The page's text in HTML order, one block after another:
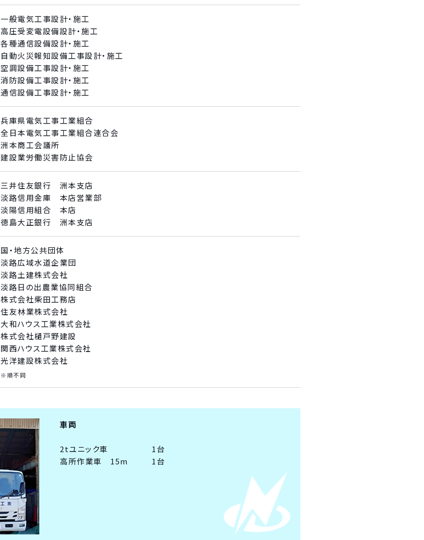
一般電気工事設計・施工
高圧受変電設備設計・施工
各種通信設備設計・施工
自動火災報知設備工事設計・施工
空調設備工事設計・施工
消防設備工事設計・施工
通信設備工事設計・施工
兵庫県電気工事工業組合
全日本電気工事工業組合連合会
洲本商工会議所
建設業労働災害防止協会
三井住友銀行 洲本支店
淡路信用金庫 本店営業部
淡陽信用組合 本店
徳島大正銀行 洲本支店
国・地方公共団体
淡路広域水道企業団
淡路土建株式会社
淡路日の出農業協同組合
株式会社柴田工務店
住友林業株式会社
大和ハウス工業株式会社
株式会社樋戸野建設
関西ハウス工業株式会社
光洋建設株式会社
※順不同
車両
2tユニック車
1台
高所作業車 15m
1台